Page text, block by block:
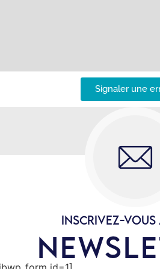
Signaler une
INSCRIVEZ-VOUS